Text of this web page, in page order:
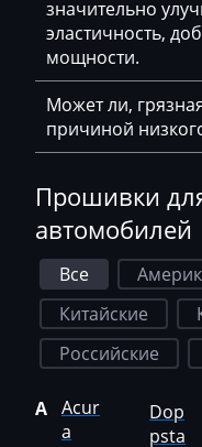
Kohler
Komatsu
Konecranes
Kramer
Kubota
Lancia
Land Rover
Landini
Lexus
значительно
эластичность,
мощности.
Может ли,
причиной
Прошивки
автомобилей
Все
Китайские
Российские
A Acur
a
Dop
psta